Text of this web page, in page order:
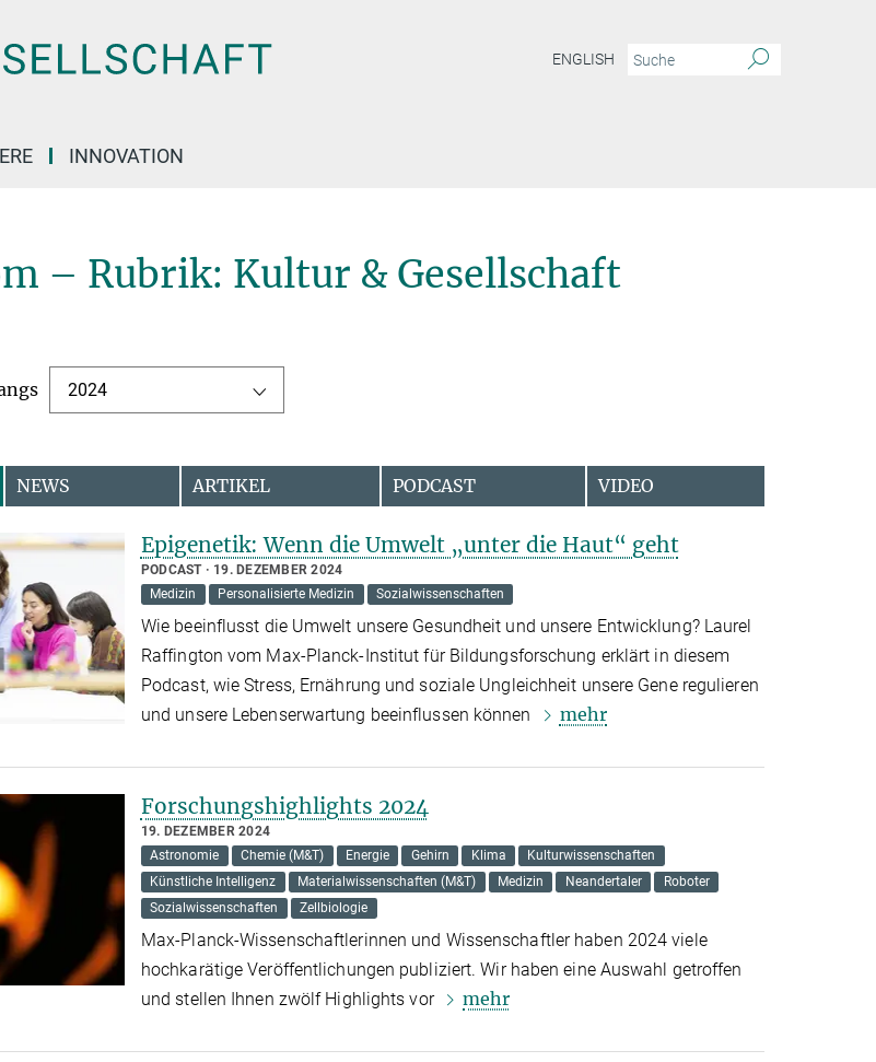
ENGLISH
INNOVATION
– Rubrik: Kultur & Gesellschaft
2024
NEWS ARTIKEL PODCAST VIDEO
Epigenetik: Wenn die Umwelt „unter die Haut“ geht
PODCAST
19. DEZEMBER 2024
Medizin
Personalisierte Medizin Sozialwissenschaften
Wie beeinflusst die Umwelt unsere Gesundheit und unsere Entwicklung? Laurel
Raffington vom Max-Planck-Institut für Bildungsforschung erklärt in diesem
Podcast, wie Stress, Ernährung und soziale Ungleichheit unsere Gene regulieren
und unsere Lebenserwartung beeinflussen können
mehr
Forschungshighlights 2024
19. DEZEMBER 2024
Astronomie
Chemie (M&T) Energie Gehirn Klima
Kulturwissenschaften
Künstliche Intelligenz
Materialwissenschaften (M&T) Medizin Neandertaler
Roboter
Sozialwissenschaften
Zellbiologie
Max-Planck-Wissenschaftlerinnen und Wissenschaftler haben 2024 viele
hochkarätige Veröffentlichungen publiziert. Wir haben eine Auswahl getroffen
und stellen Ihnen zwölf Highlights vor
mehr